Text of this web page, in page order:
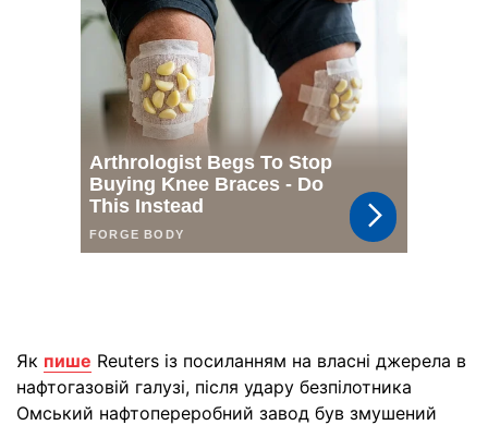
Як пише Reuters із посиланням на власні джерела в
нафтогазовій галузі, після удару безпілотника
Омський нафтопереробний завод був змушений